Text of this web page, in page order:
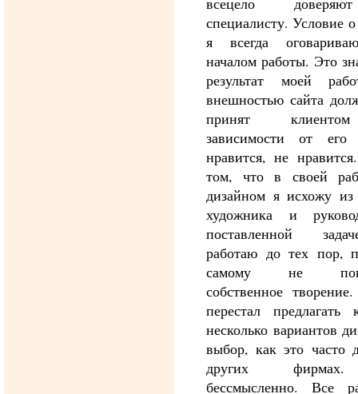
специалисту. Условие
я всегда
началом работы. Это
результат моей
внешностью сайта
принят
зависимости от его
нравится, не
том, что в своей
дизайном я исхожу из
художника и
поставленной
работаю до тех пор,
самому не
собственное
перестал предлагать
несколько вариантов
выбор, как это часто
других
бессмысленно. Все